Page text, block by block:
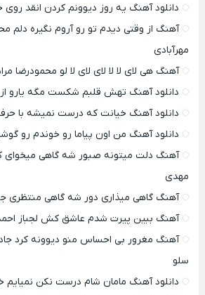
دانلود آهنگ یه روز دیوونم کردن انقد
آهنگ از وقتی دیدم تو رو آروم نگیره دلم
مهرآبادی
آهنگ هی لای لا لا لای لای لا لو محمودرضا
دانلود آهنگ تهش قلبم شکست مگه یارو
دانلود آهنگ خیانت که درست نمیشه با
دانلود آهنگ من اون پیاما رو خوندم رو
آهنگ دلت میتونه صبور شه گاهی
مهدی
آهنگ گاهی میذاری دور شه گاهی
آهنگ ببین پیرت شدم عاشق کش لجباز
آهنگ مغرور بی احساس منو دیوونه کرد
سلو
دانلود آهنگ مامان شام درست نکن نمیایم